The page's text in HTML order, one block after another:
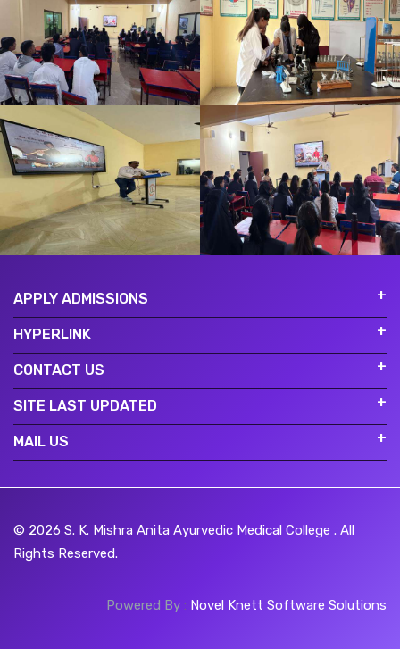
APPLY ADMISSIONS
HYPERLINK
CONTACT US
SITE LAST UPDATED
MAIL US
© 2026 S. K. Mishra Anita Ayurvedic Medical College . All
Rights Reserved.
Powered By : Novel Knett Software Solutions